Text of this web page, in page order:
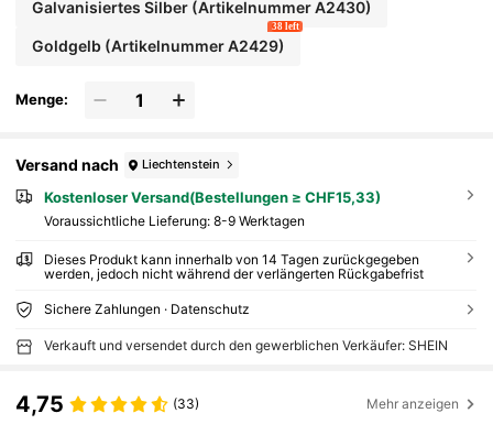
Galvanisiertes Silber (Artikelnummer A2430)
Goldgelb (Artikelnummer A2429)
38 left
Menge:
Versand nach Liechtenstein
Kostenloser Versand(Bestellungen ≥ CHF15,33)
Voraussichtliche Lieferung: 8-9 Werktagen
Dieses Produkt kann innerhalb von 14 Tagen zurückgegeben
werden, jedoch nicht während der verlängerten Rückgabefrist
Sichere Zahlungen · Datenschutz
Verkauft und versendet durch den gewerblichen Verkäufer: SHEIN
4,75 (33) Mehr anzeigen